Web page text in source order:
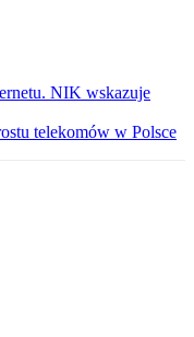
NIK wskazuje
telekomów w Polsce